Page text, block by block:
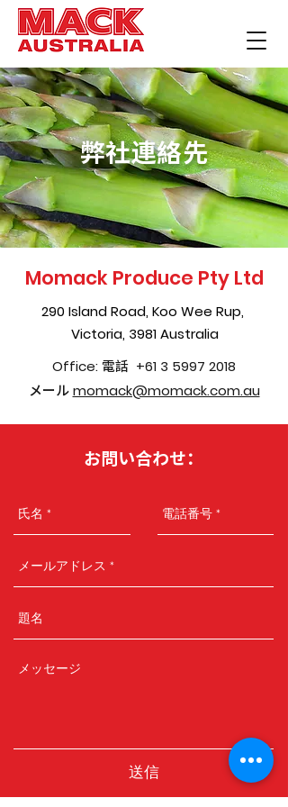
弊社連絡先
Momack Produce Pty Ltd
290 Island Road, Koo Wee Rup,
Victoria, 3981 Australia
Office: 電話 +61 3 5997 2018
メール momack@momack.com.au
お問い合わせ：
送信